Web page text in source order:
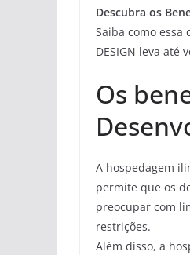
Descubra os
Saiba como essa
DESIGN leva até
Os
A hospedagem
permite que os
preocupar com
restrições.
Além disso, a